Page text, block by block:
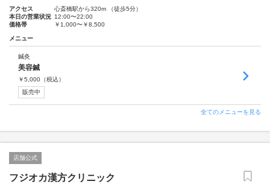
アクセス
心斎橋駅から320m （徒歩5分）
本日の営業状況 12:00〜22:00
価格帯
￥1,000〜￥8,500
メニュー
鍼灸
美容鍼
￥5,000 （税込）
販売中
全てのメニューを見る
店舗公式
フジオカ漢方クリニック